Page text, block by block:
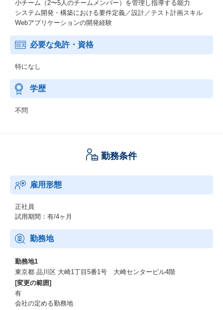
小チーム（2〜5人のチームメンバー）を管理し指導する能力
システム開発・構築における要件定義／設計／テスト計画スキル
Webアプリケーションの開発経験
必要な免許・資格
特になし
学歴
不問
勤務条件
雇用形態
正社員
試用期間：有/4ヶ月
勤務地
勤務地1
東京都 品川区 大崎1丁目5番1号 大崎センタービル4階
[変更の範囲]
有
会社の定める勤務地